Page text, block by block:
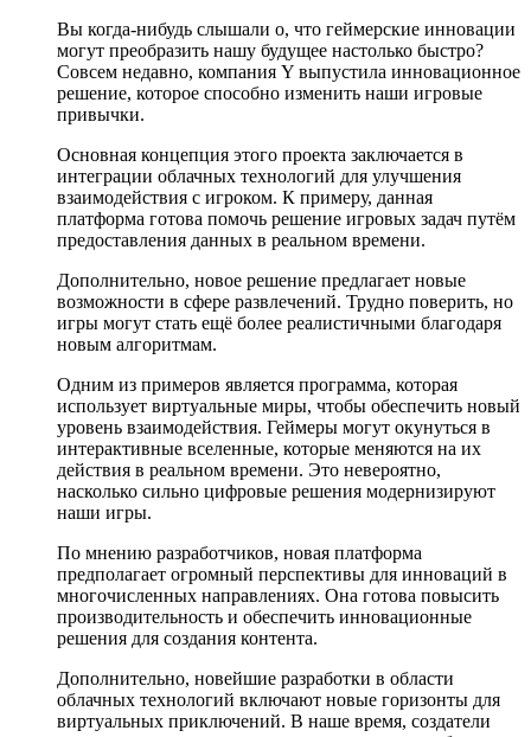
Вы когда-нибудь слышали о, что геймерские инновации
могут преобразить нашу будущее настолько быстро?
Совсем недавно, компания Y выпустила инновационное
решение, которое способно изменить наши игровые
привычки.
Основная концепция этого проекта заключается в
интеграции облачных технологий для улучшения
взаимодействия с игроком. К примеру, данная
платформа готова помочь решение игровых задач путём
предоставления данных в реальном времени.
Дополнительно, новое решение предлагает новые
возможности в сфере развлечений. Трудно поверить, но
игры могут стать ещё более реалистичными благодаря
новым алгоритмам.
Одним из примеров является программа, которая
использует виртуальные миры, чтобы обеспечить новый
уровень взаимодействия. Геймеры могут окунуться в
интерактивные вселенные, которые меняются на их
действия в реальном времени. Это невероятно,
насколько сильно цифровые решения модернизируют
наши игры.
По мнению разработчиков, новая платформа
предполагает огромный перспективы для инноваций в
многочисленных направлениях. Она готова повысить
производительность и обеспечить инновационные
решения для создания контента.
Дополнительно, новейшие разработки в области
облачных технологий включают новые горизонты для
виртуальных приключений. В наше время, создатели